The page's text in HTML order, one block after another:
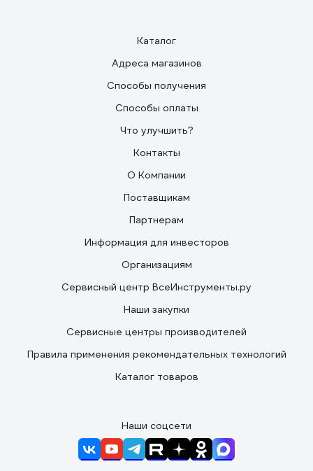
Каталог
Адреса магазинов
Способы получения
Способы оплаты
Что улучшить?
Контакты
О Компании
Поставщикам
Партнерам
Информация для инвесторов
Организациям
Сервисный центр ВсеИнструменты.ру
Наши закупки
Сервисные центры производителей
Правила применения рекомендательных технологий
Каталог товаров
Наши соцсети